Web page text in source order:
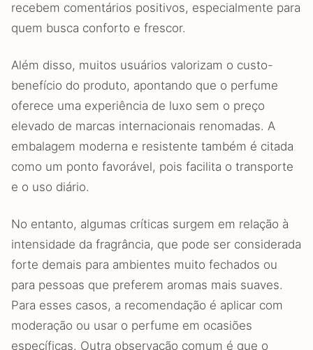
recebem comentários positivos, especialmente para
quem busca conforto e frescor.
Além disso, muitos usuários valorizam o custo-
benefício do produto, apontando que o perfume
oferece uma experiência de luxo sem o preço
elevado de marcas internacionais renomadas. A
embalagem moderna e resistente também é citada
como um ponto favorável, pois facilita o transporte
e o uso diário.
No entanto, algumas críticas surgem em relação à
intensidade da fragrância, que pode ser considerada
forte demais para ambientes muito fechados ou
para pessoas que preferem aromas mais suaves.
Para esses casos, a recomendação é aplicar com
moderação ou usar o perfume em ocasiões
específicas. Outra observação comum é que o